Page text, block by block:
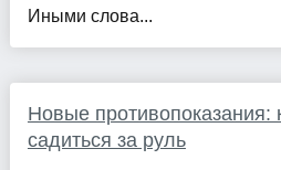
Иными слова...
Новые противопоказания:
садиться за руль